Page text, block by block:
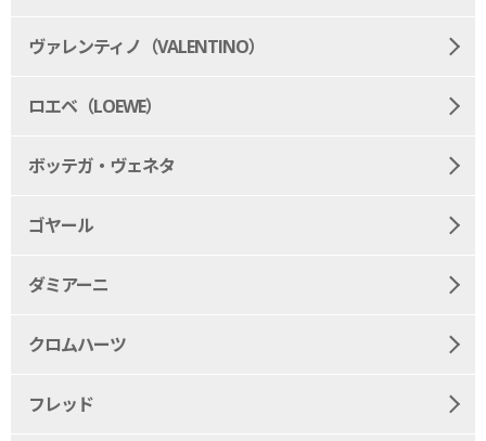
ヴァレンティノ（VALENTINO）
ロエベ（LOEWE）
ボッテガ・ヴェネタ
ゴヤール
ダミアーニ
クロムハーツ
フレッド